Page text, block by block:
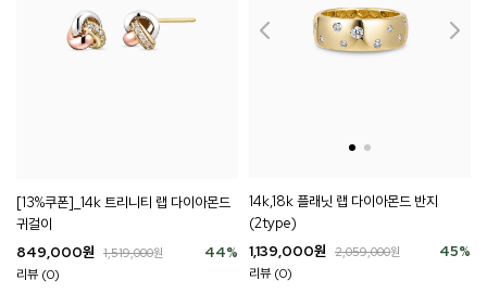
[13%쿠폰]_14k 트리니티 랩 다이아몬드
귀걸이
44%
849,000원 1,519,000원
리뷰 (0)
14k,18k 플래닛 랩 다이아몬드 반지
(2type)
45%
1,139,000원 2,059,000원
리뷰 (0)